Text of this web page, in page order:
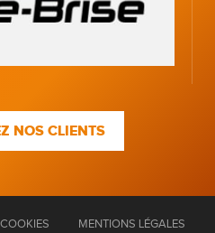
NOS CLIENTS
MENTIONS LÉGALES